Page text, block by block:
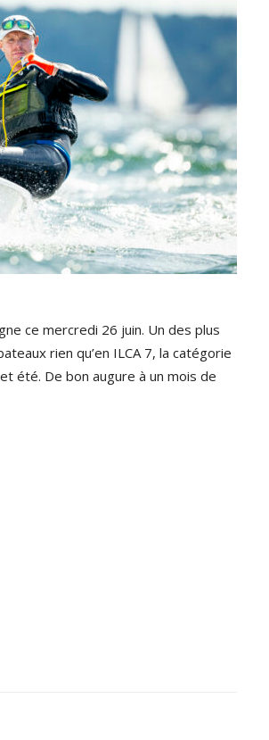
ce mercredi 26 juin. Un des plus
rien qu’en ILCA 7, la catégorie
été. De bon augure à un mois de